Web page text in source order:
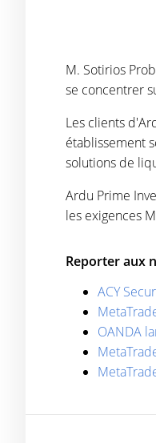
M. Sotirios
se concentrer
Les clients
établissement
solutions de
Ardu Prime
les exigences
Reporter aux
ACY
OANDA